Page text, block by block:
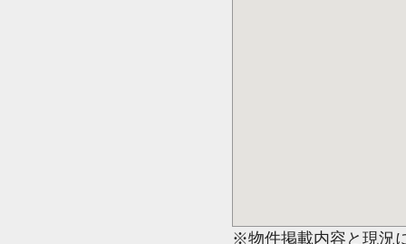
※物件掲載内容と現況